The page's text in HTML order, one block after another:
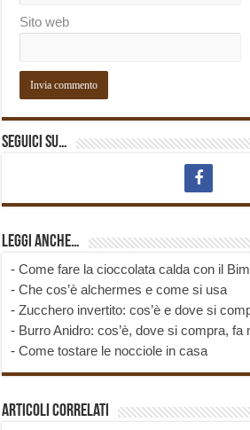
Sito web
Seguici su…
Leggi anche…
-Come fare la cioccolata calda con il
-Che cos’è alchermes e come si usa
-Zucchero invertito: cos’è e dove si
- Burro Anidro: cos’è, dove si compra, fa
-Come tostare le nocciole in casa
Articoli correlati